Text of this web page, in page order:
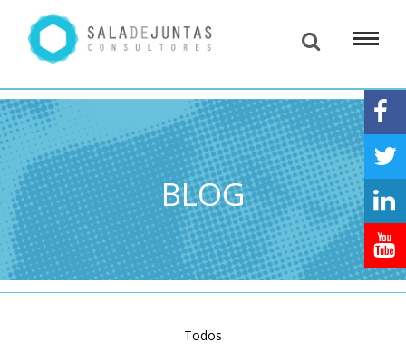
BLOG
Todos